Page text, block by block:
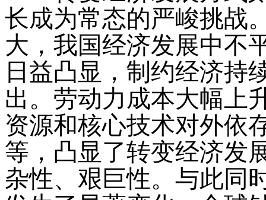
长成为常态的严峻挑战
大，我国经济发展中不
日益凸显，制约经济持
出。劳动力成本大幅上
资源和核心技术对外依
等，凸显了转变经济发
杂性、艰巨性。与此同